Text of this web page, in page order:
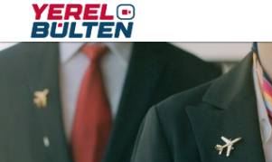
ne zaman, şartları neler?
mevzuatı